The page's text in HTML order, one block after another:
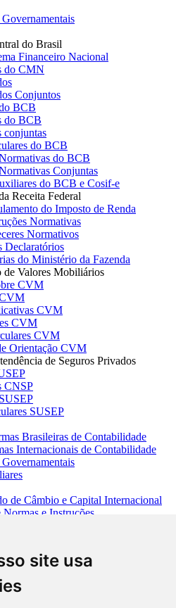
site usa
do Brasil
Financeiro Nacional
do CMN
Conjuntos
BCB
do BCB
conjuntas
do BCB
do BCB
Conjuntas
do BCB e Cosif-e
Receita Federal
do Imposto de Renda
Normativas
Normativos
Declaratórios
do Ministério da Fazenda
Valores Mobiliários
CVM
CVM
CVM
CVM
Orientação CVM
de Seguros Privados
CNSP
SUSEP
Brasileiras de Contabilidade
Internacionais de Contabilidade
de Câmbio e Capital Internacional
e Instruções
Títulos e Valores Mobiliários
Rural
Organização do SFN
Supervisão Bancária
de Documentos
Classificação Nacional de